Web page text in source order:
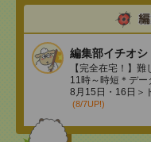
編集部イチオシ
【完全在宅！】
11時～時短＊デー
8月15日・16日＞
(8/7UP!)